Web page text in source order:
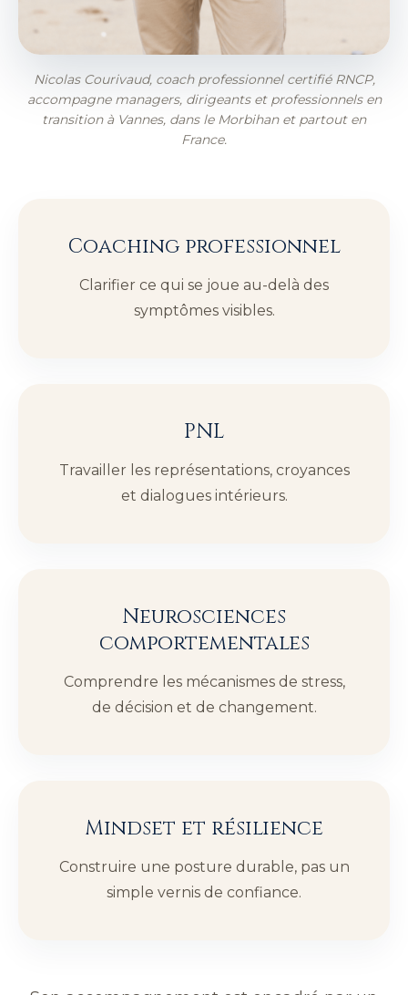
Nicolas Courivaud, coach professionnel certifié RNCP,
accompagne managers, dirigeants et professionnels en
transition à Vannes, dans le Morbihan et partout en
France.
Coaching professionnel
Clarifier ce qui se joue au-delà des
symptômes visibles.
PNL
Travailler les représentations, croyances
et dialogues intérieurs.
Neurosciences
comportementales
Comprendre les mécanismes de stress,
de décision et de changement.
Mindset et résilience
Construire une posture durable, pas un
simple vernis de confiance.